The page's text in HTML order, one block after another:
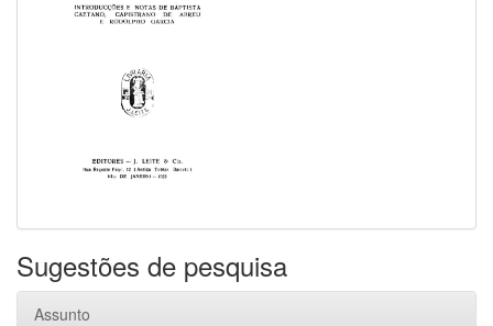
Sugestões de pesquisa
Assunto